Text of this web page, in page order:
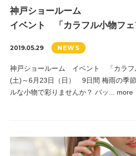
神戸ショールーム
イベント 「カラフル小物フェ
2019.05.29 NEWS
神戸ショールーム イベント 「カラフ
(土)～6月23日（日） 9日間 梅雨の季
ルな小物で彩りませんか？ バッ... more